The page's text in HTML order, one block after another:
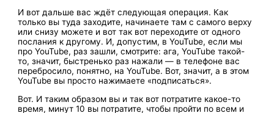
И вот дальше вас ждёт следующая операция. Как
только вы туда заходите, начинаете там с самого верху
или снизу можете и вот так вот переходите от одного
послания к другому. И, допустим, в YouTube, если мы
про YouTube, раз зашли, смотрите: ага, YouTube такой-
то, значит, быстренько раз нажали — в телефоне вас
перебросило, понятно, на YouTube. Вот, значит, а в этом
YouTube вы просто нажимаете «подписаться».
Вот. И таким образом вы и так вот потратите какое-то
время, минут 10 вы потратите, чтобы пройти по всем и